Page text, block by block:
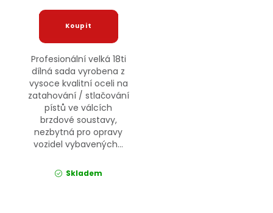
Profesionální velká 18ti
dílná sada vyrobena z
vysoce kvalitní oceli na
zatahování / stlačování
pístů ve válcích
brzdové soustavy,
nezbytná pro opravy
vozidel vybavených...
Skladem